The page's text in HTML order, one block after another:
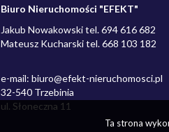
Biuro Nieruchomości "EFEKT"
Jakub Nowakowski tel. 694 616 682
Mateusz Kucharski tel. 668 103 182
e-mail: biuro@efekt-nieruchomosci.pl
32-540 Trzebinia
ul. Słoneczna 11
Ta strona